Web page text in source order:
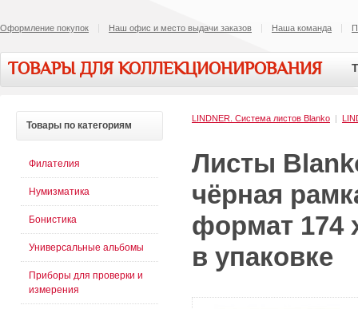
Оформление покупок Наш офис и место выдачи заказов Наша команда
ТОВАРЫ ДЛЯ КОЛЛЕКЦИОНИРОВАНИЯ
LINDNER. Система листов Blanko |
Листы
чёрная
формат 174
в упаковке
Товары по категориям
Филателия
Нумизматика
Бонистика
Универсальные альбомы
Приборы для проверки и
измерения